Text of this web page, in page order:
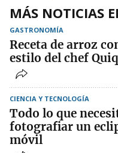
MÁS NOTICIAS
GASTRONOMÍA
Receta de arroz
estilo del chef
CIENCIA Y TECNOLOGÍA
Todo lo que
fotografiar un
móvil